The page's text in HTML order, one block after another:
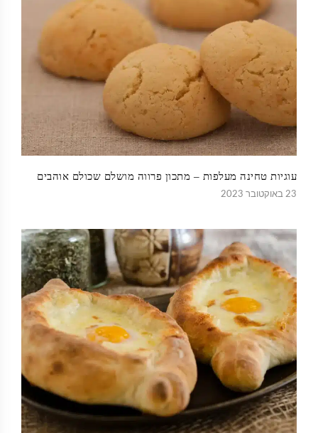
עוגיות טחינה מעלפות – מתכון פרווה מושלם שכולם אוהבים
23 באוקטובר 2023